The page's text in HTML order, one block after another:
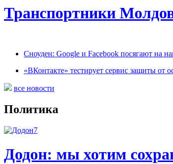
Транспортники
Сноуден: Google и Facebook посягают на
«ВКонтакте» тестирует сервис защиты от
все новости
Политика
Додон: мы хотим